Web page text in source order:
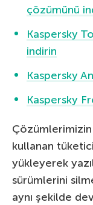
çözümünü
Kaspersky
indirin
Kaspersky
Kaspersky
kullanan
yükleyerek
sürümlerini
aynı şekilde